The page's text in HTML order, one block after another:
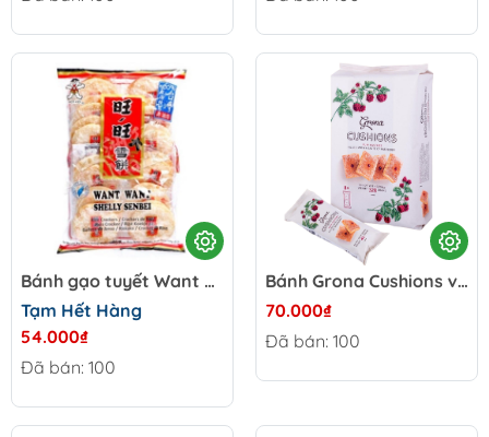
Bánh gạo tuyết Want Want Senbei - Đài Loan gói 150g
Tạm Hết Hàng
54.000₫
Đã bán: 100
Bánh Grona Cushions vị mâm xôi - Ukraine gói 328g
70.000₫
Đã bán: 100